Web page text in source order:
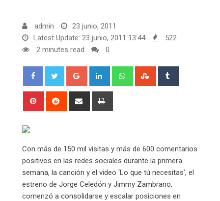
admin
23 junio, 2011
Latest Update: 23 junio, 2011 13:44
522
2 minutes read
0
Google+ LinkedIn WhatsappStumbleUpon
Pinterest Reddit
Share
Con más de 150 mil visitas y más de 600 comentarios
positivos en las redes sociales durante la primera
semana, la canción y el video ‘Lo que tú necesitas’, el
estreno de Jorge Celedón y Jimmy Zambrano,
comenzó a consolidarse y escalar posiciones en